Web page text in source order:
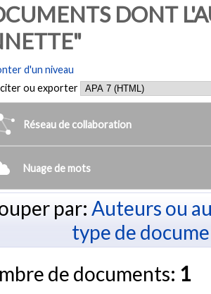
DONT
d'un niveau
ou exporter
Réseau de collaboration
Nuage de mots
par: Auteurs ou
type de
de documents: 1